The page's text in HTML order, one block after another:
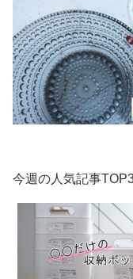
今週の人気記事